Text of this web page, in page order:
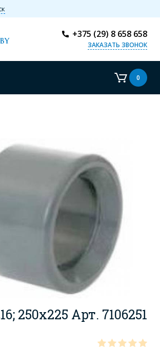
+375 (29) 8 658 658
ЗАКАЗАТЬ ЗВОНОК
0
250x225 Арт. 7106251